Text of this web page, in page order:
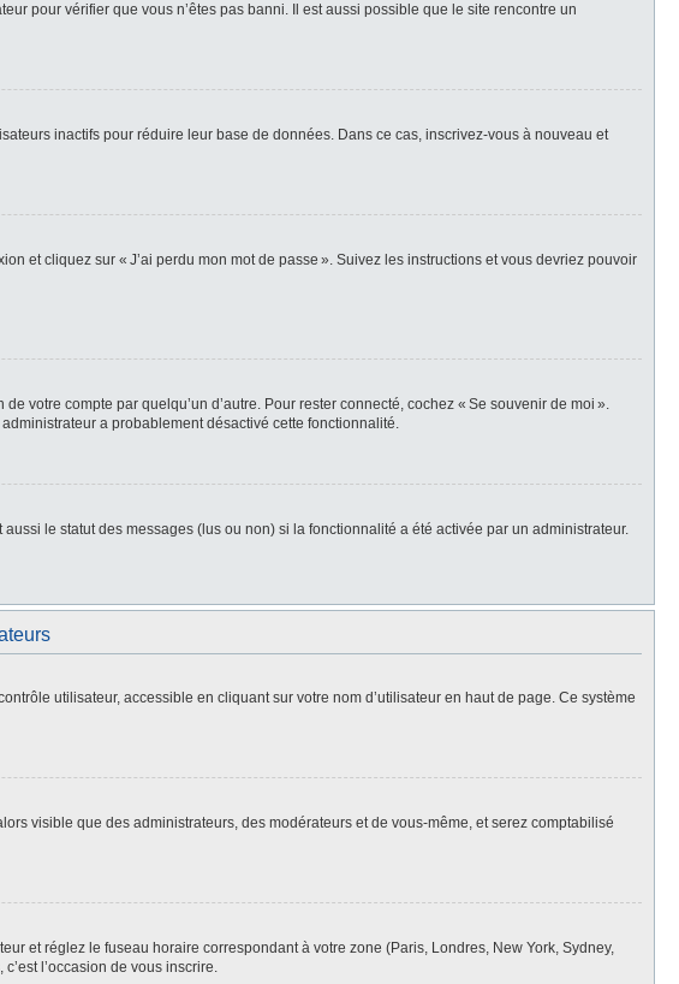
pour vérifier que vous n’êtes pas banni. Il est aussi possible que le site rencontre un
inactifs pour réduire leur base de données. Dans ce cas, inscrivez-vous à nouveau et
et cliquez sur « J’ai perdu mon mot de passe ». Suivez les instructions et vous devriez pouvoir
votre compte par quelqu’un d’autre. Pour rester connecté, cochez « Se souvenir de moi ».
a probablement désactivé cette fonctionnalité.
le statut des messages (lus ou non) si la fonctionnalité a été activée par un administrateur.
utilisateur, accessible en cliquant sur votre nom d’utilisateur en haut de page. Ce système
visible que des administrateurs, des modérateurs et de vous-même, et serez comptabilisé
et réglez le fuseau horaire correspondant à votre zone (Paris, Londres, New York, Sydney,
l’occasion de vous inscrire.